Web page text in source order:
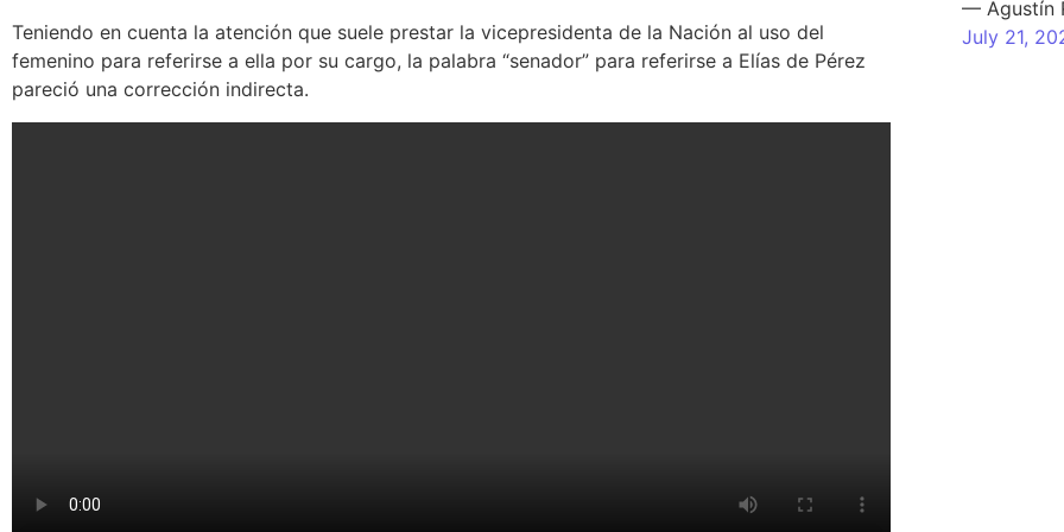
Teniendo en cuenta la atención que suele prestar la vicepresidenta de la Nación al uso del
femenino para referirse a ella por su cargo, la palabra “senador” para referirse a Elías de Pérez
pareció una corrección indirecta.
— Agustín
July 21,